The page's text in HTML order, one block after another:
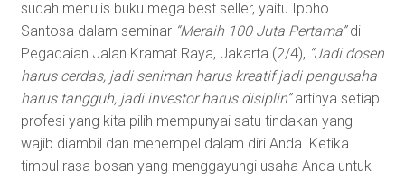
sudah menulis buku mega best seller, yaitu Ippho
Santosa dalam seminar “Meraih 100 Juta Pertama”di
Pegadaian Jalan Kramat Raya, Jakarta (2/4), “Jadi dosen
harus cerdas, jadi seniman harus kreatif jadi pengusaha
harus tangguh, jadi investor harus disiplin”artinya setiap
profesi yang kita pilih mempunyai satu tindakan yang
wajib diambil dan menempel dalam diri Anda. Ketika
timbul rasa bosan yang menggayungi usaha Anda untuk